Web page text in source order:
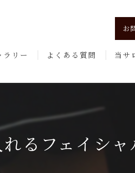
お
ラリー よくある質問 当サ
るフェイシャ